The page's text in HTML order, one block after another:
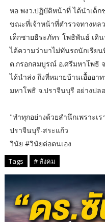
หอ พงว.ปฏิบัติหน้าที่ ได้นำเด็
ขณะที่เจ้าหน้าที่ตำรวจทางหล
เด็กชายธีระภัทร โพธิพันธ์ เดิ
ได้ความว่ามาไม่ทันรถนักเรีย
ต.กรอกสมบูรณ์ อ.ศรีมหาโพธิ
ได้นำส่ง ถึงที่หมายบ้านเอื้ออา
มหาโพธิ จ.ปราจีนบุรี อย่างปล
"ทำทุกอย่างด้วยสำนึกเพราะเ
ปราจีนบุรี-สร
วินัย #วินัยต่อตนเอง
Tags # สังคม